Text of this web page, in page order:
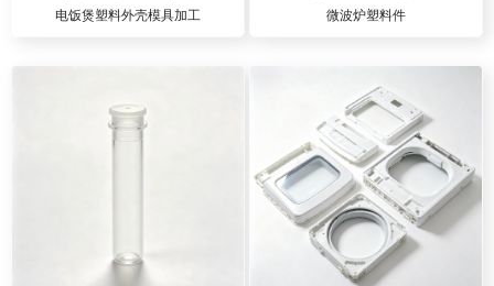
电饭煲塑料外壳模具加工 微波炉塑料件